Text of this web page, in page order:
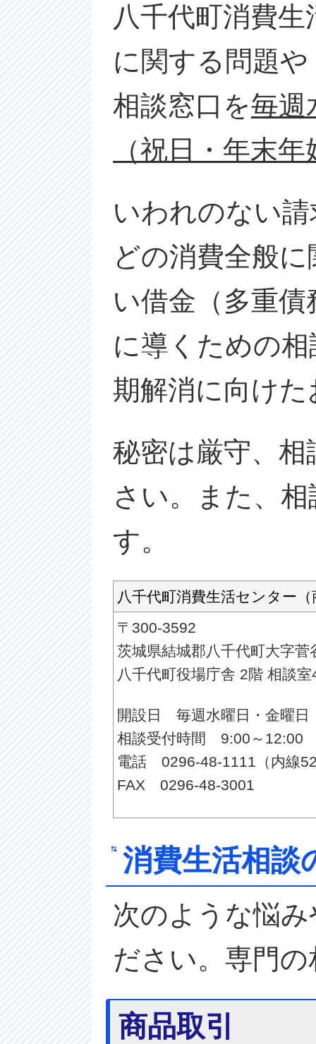
八千代町消費
に関する問題
相談窓口を毎週
（祝日・年末
いわれのない
どの消費全般
い借金（多重
に導くための
期解消に向け
秘密は厳守、
さい。また、
す。
八千代町消費生活センター
〒300-3592
茨城県結城郡八千代町大字菅
八千代町役場庁舎 2階 相談室
開設日 毎週水曜日・金曜日
相談受付時間 9:00～12:00
電話 0296-48-1111（内線
FAX 0296-48-3001
消費生活相談
次のような悩
ださい。専門
商品取引